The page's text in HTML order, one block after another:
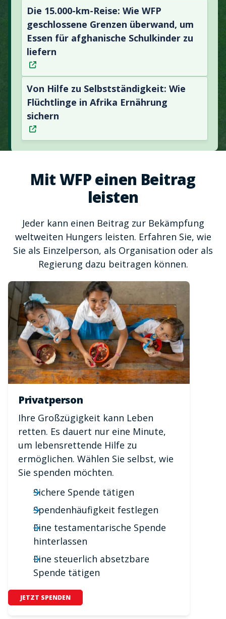
Die 15.000-km-Reise: Wie WFP
geschlossene Grenzen überwand, um
Essen für afghanische Schulkinder zu
liefern
Von Hilfe zu Selbstständigkeit: Wie
Flüchtlinge in Afrika Ernährung
sichern
Mit WFP einen Beitrag
leisten
Jeder kann einen Beitrag zur Bekämpfung
weltweiten Hungers leisten. Erfahren Sie, wie
Sie als Einzelperson, als Organisation oder als
Regierung dazu beitragen können.
Privatperson
Ihre Großzügigkeit kann Leben
retten. Es dauert nur eine Minute,
um lebensrettende Hilfe zu
ermöglichen. Wählen Sie selbst, wie
Sie spenden möchten.
Sichere Spende tätigen
Spendenhäufigkeit festlegen
Eine testamentarische Spende
hinterlassen
Eine steuerlich absetzbare
Spende tätigen
JETZT SPENDEN